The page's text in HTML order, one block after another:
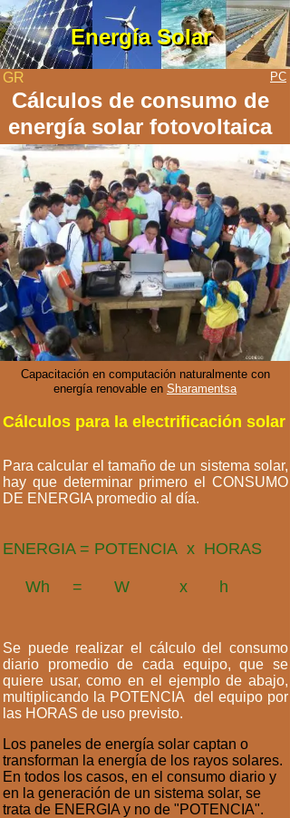
Cálculos de consumo de
energía solar fotovoltaica
Energía Solar
Energía Solar
Cálculos para la electrificación solar
ENERGIA = POTENCIA x HORAS
Wh = W x h
Para calcular el tamaño de un sistema solar,
hay que determinar primero el CONSUMO
DE ENERGIA promedio al día.
Se puede realizar el cálculo del consumo
diario promedio de cada equipo, que se
quiere usar, como en el ejemplo de abajo,
multiplicando la POTENCIA del equipo por
las HORAS de uso previsto.
Los paneles de energía solar captan o
transforman la energía de los rayos solares.
En todos los casos, en el consumo diario y
en la generación de un sistema solar, se
trata de ENERGIA y no de "POTENCIA".
Capacitación en computación naturalmente con
energía renovable en Sharamentsa
GR PC